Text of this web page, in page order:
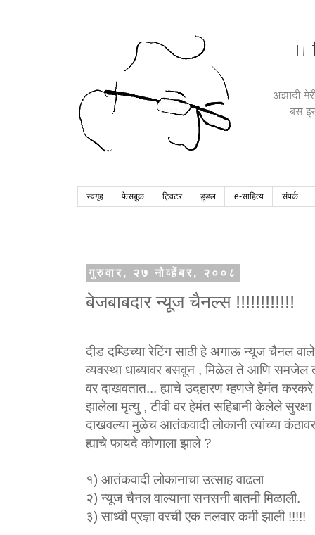
स्वगृह फेसबुक ट्विटर डुडल e-साहित्य संपर्क
गुरुवार, २७ नोव्हेंबर, २००८
बेजबाबदार न्यूज चैनल्स !!!!!!!!!!!!
दीड दम्डिच्या रेटिंग साठी हे अगाऊ न्यूज चैनल वाले
व्यवस्था धाब्यावर बसवून , मिळेल ते आणि समजेल
वर दाखवतात... ह्याचे उदहारण म्हणजे हेमंत करकरे
झालेला मृत्यु , टीवी वर हेमंत सहिबानी केलेले सुरक्षा
दाखवल्या मुळेच आतंकवादी लोकानी त्यांच्या
ह्याचे फायदे कोणाला झाले ?
१) आतंकवादी लोकानाचा उत्साह वाढला
२) न्यूज चैनल वाल्याना सनसनी बातमी मिळाली.
३) साध्वी प्रज्ञा वरची एक तलवार कमी झाली !!!!!